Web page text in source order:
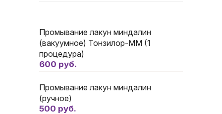
Промывание лакун миндалин
(вакуумное) Тонзилор-ММ (1
процедура)
600 руб.
Промывание лакун миндалин
(ручное)
500 руб.